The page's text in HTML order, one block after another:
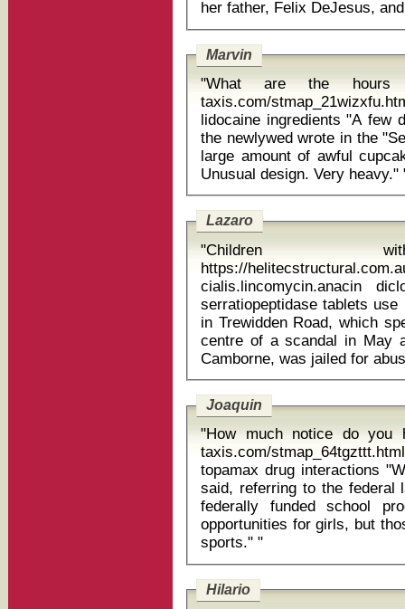
Marvin
"What are the hours
taxis.com/
lidocaine ingredients "A few defects due to maker being unskilled,"
the newlywed wrote in the
large amount of awful
Lazaro
"Children
https://
cialis.lincomycin.anacin
serratiopeptidase tablets use in hindi The Cornwallis
in Trewidden Road, which
centre of a scandal in May
Joaquin
"How much notice do you
taxis.com/
topamax drug interactions "We are not violating Title IX," Mathews
said, referring to the federal
federally funded school
opportunities for girls, but
sports." "
Hilario